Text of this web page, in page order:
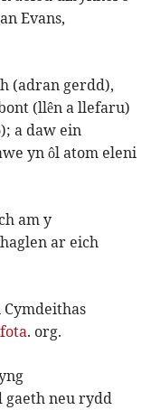
Evans,
(adran gerdd),
(llên a llefaru)
a daw ein
yn ôl atom eleni
am y
ar eich
. org.
gaeth neu rydd